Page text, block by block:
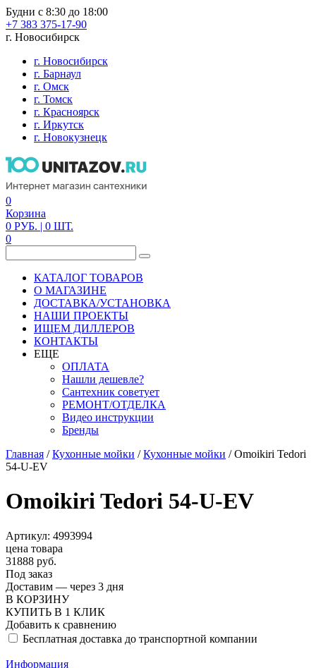
Будни с 8:30 до 18:00
+7 383 375-17-90
г. Новосибирск
г. Новосибирск
г. Барнаул
г. Омск
г. Томск
г. Красноярск
г. Иркутск
г. Новокузнецк
0
Корзина
0 РУБ. | 0 ШТ.
0
КАТАЛОГ ТОВАРОВ
О МАГАЗИНЕ
ДОСТАВКА/УСТАНОВКА
НАШИ ПРОЕКТЫ
ИЩЕМ ДИЛЛЕРОВ
КОНТАКТЫ
ЕЩЕ
ОПЛАТА
Нашли дешевле?
Сантехник советует
РЕМОНТ/ОТДЕЛКА
Видео инструкции
Бренды
Главная /Кухонные мойки /Кухонные мойки /Omoikiri Tedori
54-U-EV
Omoikiri Tedori 54-U-EV
Артикул: 4993994
цена товара
31888 руб.
Под заказ
Доставим — через 3 дня
В КОРЗИНУ
КУПИТЬ В 1 КЛИК
Добавить к сравнению
Бесплатная доставка до транспортной компании
Информация